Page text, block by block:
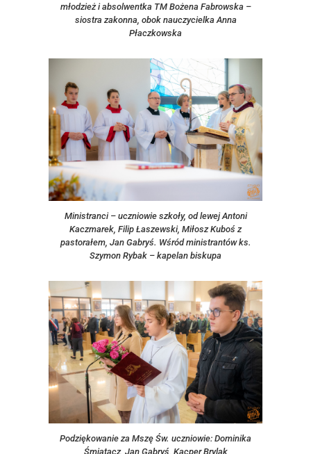
młodzież i absolwentka TM Bożena Fabrowska –
siostra zakonna, obok nauczycielka Anna
Płaczkowska
Ministranci – uczniowie szkoły, od lewej Antoni
Kaczmarek, Filip Łaszewski, Miłosz Kuboś z
pastorałem, Jan Gabryś. Wśród ministrantów ks.
Szymon Rybak – kapelan biskupa
Podziękowanie za Mszę Św. uczniowie: Dominika
Śmiatacz, Jan Gabryś, Kacper Brylak